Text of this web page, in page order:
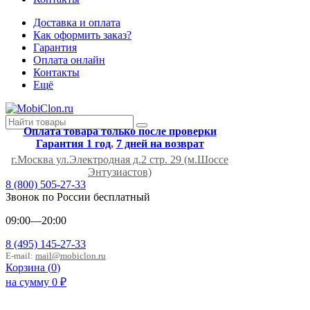
Доставка и оплата
Как оформить заказ?
Гарантия
Оплата онлайн
Контакты
Ещё
Оплата товара только после проверки
Гарантия 1 год, 7 дней на возврат
г.Москва ул.Электродная д.2 стр. 29 (м.Шоссе
Энтузиастов)
8 (800) 505-27-33
Звонок по России бесплатный
09:00—20:00
8 (495) 145-27-33
E-mail: mail@mobiclon.ru
Корзина (0)
на сумму 0 ₽